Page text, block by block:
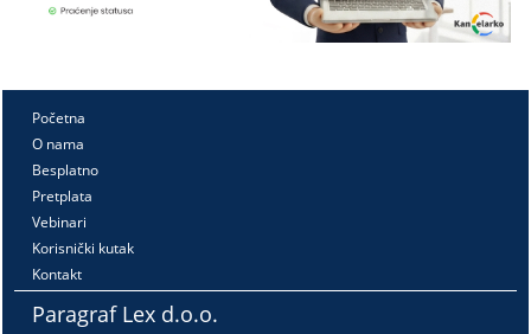
Početna
O nama
Besplatno
Pretplata
Vebinari
Korisnički kutak
Kontakt
Paragraf Lex d.o.o.